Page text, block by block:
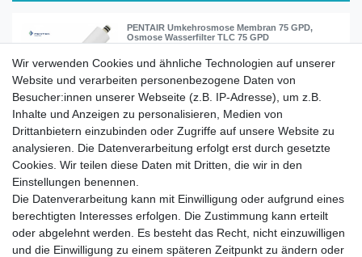
PENTAIR Umkehrosmose Membran 75 GPD,
Osmose Wasserfilter TLC 75 GPD
39,90 € *
In den Warenkorb
*inkl. ges. MwSt.zzgl. Versandkosten
Impressum Daten­schutz­erklärung AGB
Wir verwenden Cookies und ähnliche Technologien auf unserer
Website und verarbeiten personenbezogene Daten von
Besucher:innen unserer Webseite (z.B. IP-Adresse), um z.B.
Inhalte und Anzeigen zu personalisieren, Medien von
Drittanbietern einzubinden oder Zugriffe auf unsere Website zu
analysieren. Die Datenverarbeitung erfolgt erst durch gesetzte
Cookies. Wir teilen diese Daten mit Dritten, die wir in den
Einstellungen benennen.
Die Datenverarbeitung kann mit Einwilligung oder aufgrund eines
berechtigten Interesses erfolgen. Die Zustimmung kann erteilt
oder abgelehnt werden. Es besteht das Recht, nicht einzuwilligen
und die Einwilligung zu einem späteren Zeitpunkt zu ändern oder